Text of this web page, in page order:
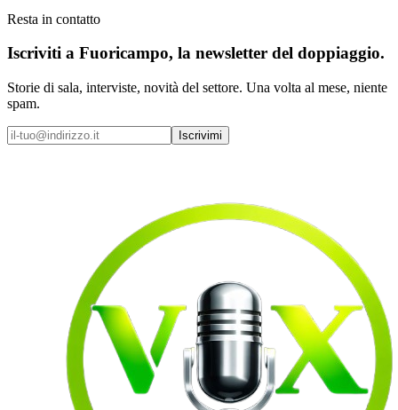
Resta in contatto
Iscriviti a Fuoricampo, la newsletter del doppiaggio.
Storie di sala, interviste, novità del settore. Una volta al mese, niente
spam.
Iscrivimi